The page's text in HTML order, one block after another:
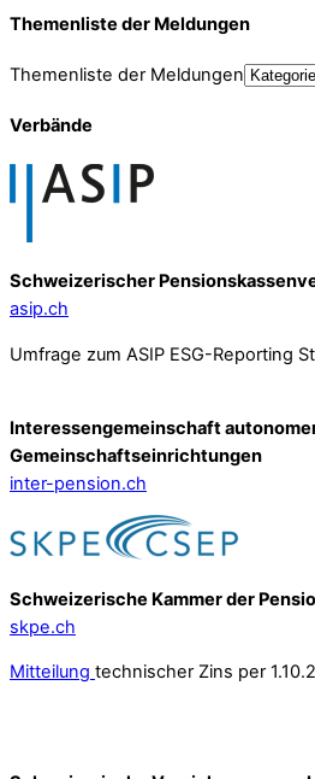
Themenliste der Meldungen
Themenliste der Meldungen
Verbände
Schweizerischer
asip.ch
Umfrage zum ASIP ESG-Reporting
Interessengemeinschaft
Gemeinschafts­einrichtungen
inter-pension.ch
Schweizerische Kammer der
skpe.ch
Mitteilung technischer Zins per